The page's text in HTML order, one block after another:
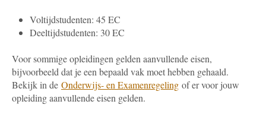
Voltijdstudenten: 45 EC
Deeltijdstudenten: 30 EC
Voor sommige opleidingen gelden aanvullende eisen,
bijvoorbeeld dat je een bepaald vak moet hebben gehaald.
Bekijk in de Onderwijs- en Examenregeling of er voor jouw
opleiding aanvullende eisen gelden.